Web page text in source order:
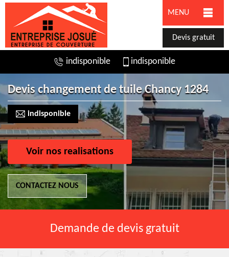
MENU
Devis gratuit
indisponible indisponible
Devis changement de tuile Chancy 1284
indisponible
Voir nos realisations
CONTACTEZ NOUS
Demande de devis gratuit